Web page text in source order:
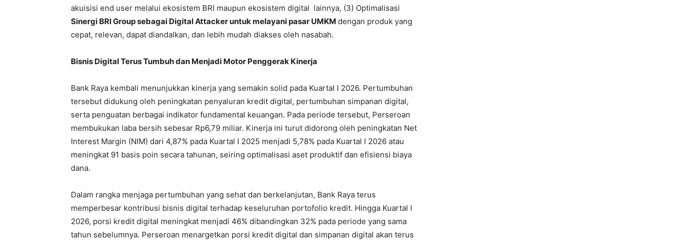
akuisisi end user melalui ekosistem BRI maupun ekosistem digital lainnya, (3) Optimalisasi
Sinergi BRI Group sebagai Digital Attacker untuk melayani pasar UMKM dengan produk yang
cepat, relevan, dapat diandalkan, dan lebih mudah diakses oleh nasabah.
Bisnis Digital Terus Tumbuh dan Menjadi Motor Penggerak Kinerja
Bank Raya kembali menunjukkan kinerja yang semakin solid pada Kuartal I 2026. Pertumbuhan
tersebut didukung oleh peningkatan penyaluran kredit digital, pertumbuhan simpanan digital,
serta penguatan berbagai indikator fundamental keuangan. Pada periode tersebut, Perseroan
membukukan laba bersih sebesar Rp6,79 miliar. Kinerja ini turut didorong oleh peningkatan Net
Interest Margin (NIM) dari 4,87% pada Kuartal I 2025 menjadi 5,78% pada Kuartal I 2026 atau
meningkat 91 basis poin secara tahunan, seiring optimalisasi aset produktif dan efisiensi biaya
dana.
Dalam rangka menjaga pertumbuhan yang sehat dan berkelanjutan, Bank Raya terus
memperbesar kontribusi bisnis digital terhadap keseluruhan portofolio kredit. Hingga Kuartal I
2026, porsi kredit digital meningkat menjadi 46% dibandingkan 32% pada periode yang sama
tahun sebelumnya. Perseroan menargetkan porsi kredit digital dan simpanan digital akan terus